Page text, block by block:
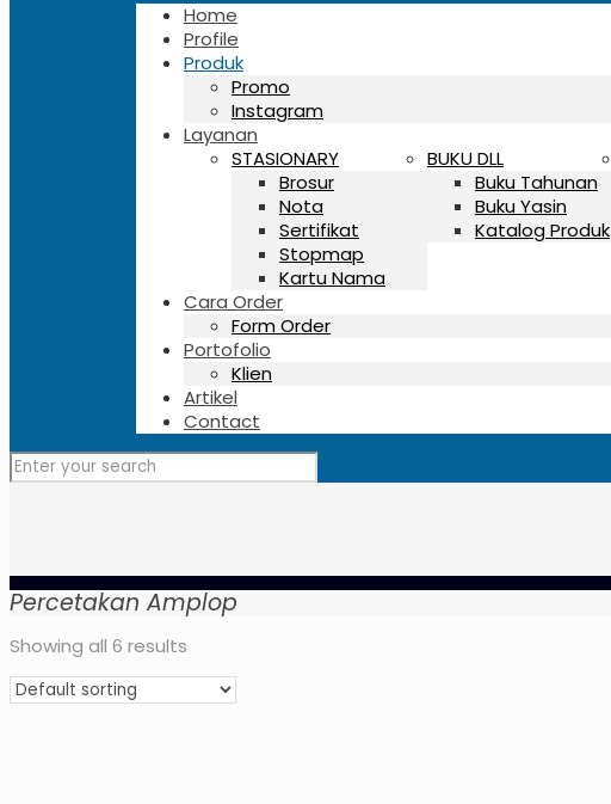
Home
Profile
Produk
Promo
Instagram
Layanan
STASIONARY
Brosur
Nota
Sertifikat
Stopmap
Kartu Nama
BUKU DLL
Buku Tahunan
Buku Yasin
Katalog Produk
Cara Order
Form Order
Portofolio
Klien
Artikel
Contact
Percetakan Amplop
Showing all 6 results